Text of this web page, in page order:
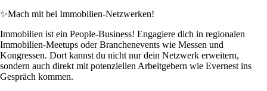
✨Mach mit bei Immobilien-Netzwerken!
Immobilien ist ein People-Business! Engagiere dich in regionalen
Immobilien-Meetups oder Branchenevents wie Messen und
Kongressen. Dort kannst du nicht nur dein Netzwerk erweitern,
sondern auch direkt mit potenziellen Arbeitgebern wie Evernest ins
Gespräch kommen.